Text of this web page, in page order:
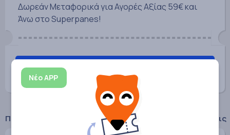
Νέο APP
Δωρεάν Μεταφορικά για Αγορές Αξίας 59€ και
Άνω στο Superpanes!
Παρόμοιοι εκπτωτικοί κωδικοί, κουπόνια και εκπτώσεις